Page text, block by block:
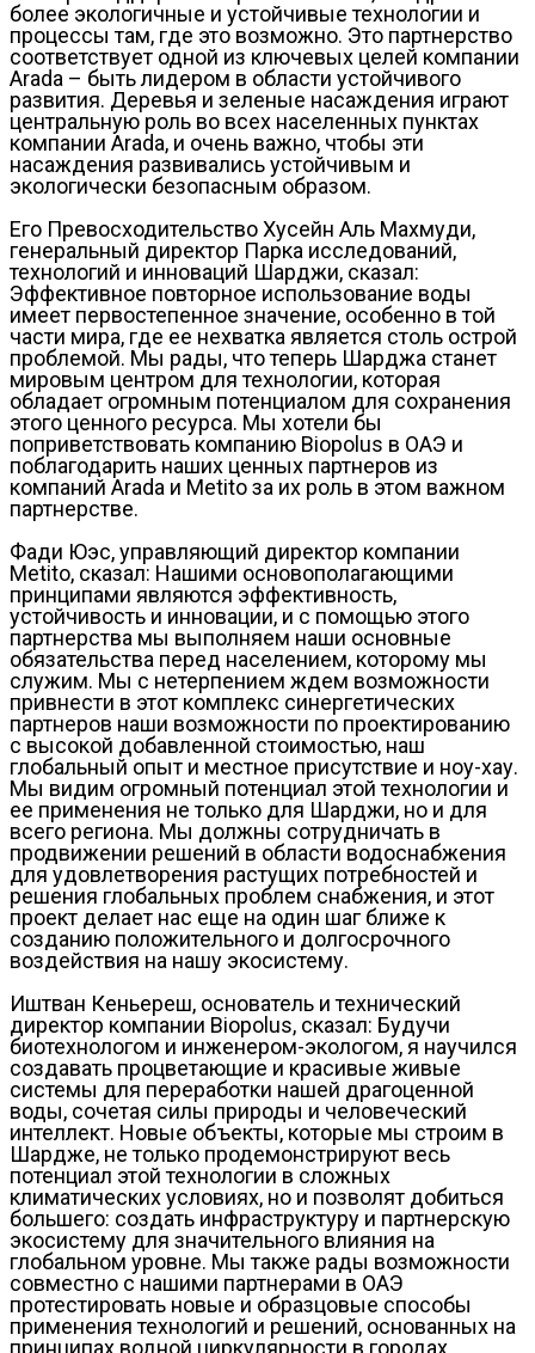
более экологичные и устойчивые технологии и
процессы там, где это возможно. Это партнерство
соответствует одной из ключевых целей компании
Arada – быть лидером в области устойчивого
развития. Деревья и зеленые насаждения играют
центральную роль во всех населенных пунктах
компании Arada, и очень важно, чтобы эти
насаждения развивались устойчивым и
экологически безопасным образом.
Его Превосходительство Хусейн Аль Махмуди,
генеральный директор Парка исследований,
технологий и инноваций Шарджи, сказал:
Эффективное повторное использование воды
имеет первостепенное значение, особенно в той
части мира, где ее нехватка является столь острой
проблемой. Мы рады, что теперь Шарджа станет
мировым центром для технологии, которая
обладает огромным потенциалом для сохранения
этого ценного ресурса. Мы хотели бы
поприветствовать компанию Biopolus в ОАЭ и
поблагодарить наших ценных партнеров из
компаний Arada и Metito за их роль в этом важном
партнерстве.
Фади Юэс, управляющий директор компании
Metito, сказал: Нашими основополагающими
принципами являются эффективность,
устойчивость и инновации, и с помощью этого
партнерства мы выполняем наши основные
обязательства перед населением, которому мы
служим. Мы с нетерпением ждем возможности
привнести в этот комплекс синергетических
партнеров наши возможности по проектированию
с высокой добавленной стоимостью, наш
глобальный опыт и местное присутствие и ноу-хау.
Мы видим огромный потенциал этой технологии и
ее применения не только для Шарджи, но и для
всего региона. Мы должны сотрудничать в
продвижении решений в области водоснабжения
для удовлетворения растущих потребностей и
решения глобальных проблем снабжения, и этот
проект делает нас еще на один шаг ближе к
созданию положительного и долгосрочного
воздействия на нашу экосистему.
Иштван Кеньереш, основатель и технический
директор компании Biopolus, сказал: Будучи
биотехнологом и инженером-экологом, я научился
создавать процветающие и красивые живые
системы для переработки нашей драгоценной
воды, сочетая силы природы и человеческий
интеллект. Новые объекты, которые мы строим в
Шардже, не только продемонстрируют весь
потенциал этой технологии в сложных
климатических условиях, но и позволят добиться
большего: создать инфраструктуру и партнерскую
экосистему для значительного влияния на
глобальном уровне. Мы также рады возможности
совместно с нашими партнерами в ОАЭ
протестировать новые и образцовые способы
применения технологий и решений, основанных на
принципах водной циркулярности в городах.